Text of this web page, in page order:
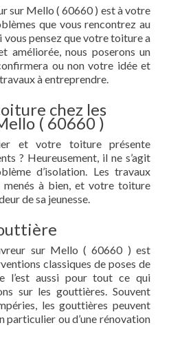
sur Mello ( 60660 ) est à votre
que vous rencontrez au
vous pensez que votre toiture a
améliorée, nous poserons un
ou non votre idée et
à entreprendre.
chez les
( 60660 )
et votre toiture présente
? Heureusement, il ne s’agit
d’isolation. Les travaux
menés à bien, et votre toiture
de sa jeunesse.
sur Mello ( 60660 ) est
classiques de poses de
l’est aussi pour tout ce qui
sur les gouttières. Souvent
les gouttières peuvent
particulier ou d’une rénovation